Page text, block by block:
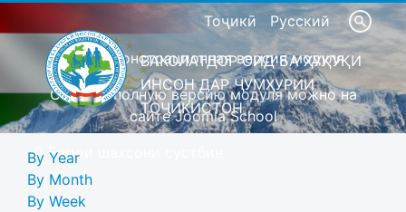
Тоҷикӣ Русский
Это демонстрационная версия модуля
Скачать полную версию модуля можно на
сайте Joomla School
Барои шахсони сустбин
ВАКОЛАТДОР ОИД БА ҲУҚУҚИ
ИНСОН ДАР ҶУМҲУРИИ
ТОҶИКИСТОН
By Year
By Month
By Week